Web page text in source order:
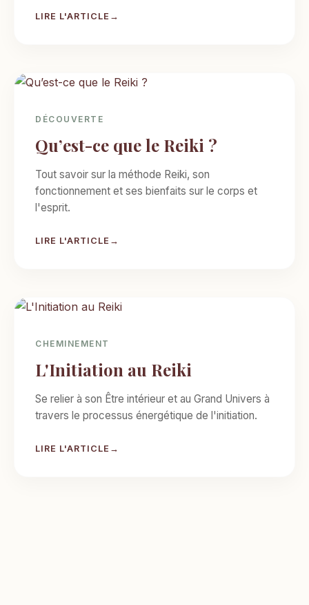
LIRE L'ARTICLE
DÉCOUVERTE
Qu’est-ce que le Reiki ?
Tout savoir sur la méthode Reiki, son
fonctionnement et ses bienfaits sur le corps et
l'esprit.
LIRE L'ARTICLE
CHEMINEMENT
L'Initiation au Reiki
Se relier à son Être intérieur et au Grand Univers à
travers le processus énergétique de l'initiation.
LIRE L'ARTICLE